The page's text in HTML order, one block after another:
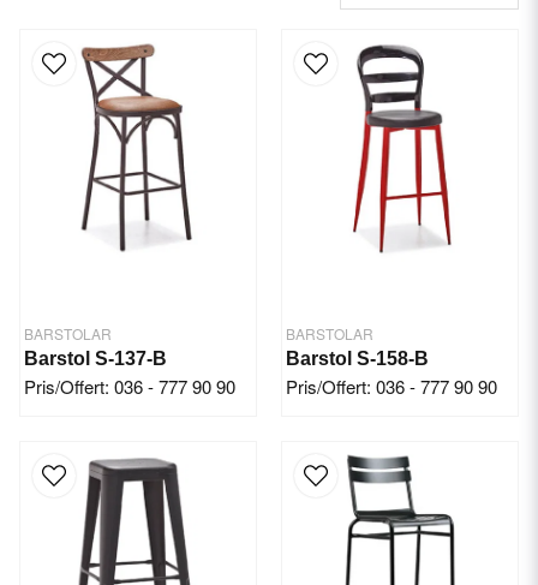
BARSTOLAR
Barstol S-137-B
Pris/Offert: 036 - 777 90 90
BARSTOLAR
Barstol S-158-B
Pris/Offert: 036 - 777 90 90